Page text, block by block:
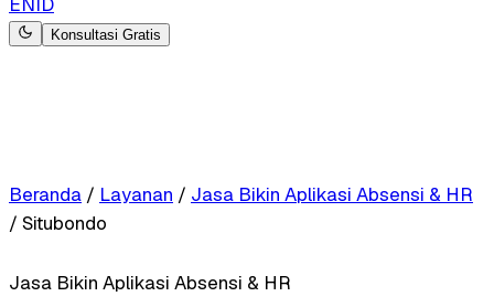
Konsultasi Gratis
Beranda / Layanan / Jasa Bikin Aplikasi Absensi & HR
/ Situbondo
Jasa Bikin Aplikasi Absensi & HR